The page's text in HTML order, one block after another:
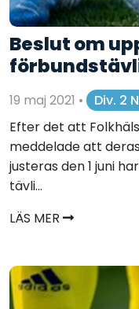
Beslut om
19 maj 2021 •
Div. 2
Efter det att
meddelade att
justeras den 1 juni
tävli...
LÄS MER